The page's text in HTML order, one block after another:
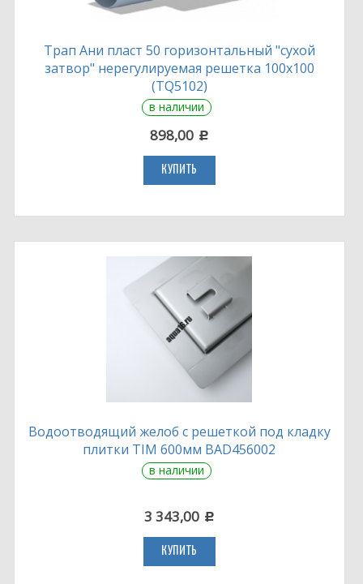
Трап Ани пласт 50 горизонтальный "сухой
затвор" нерегулируемая решетка 100х100
(TQ5102)
в наличии
898,00 c
КУПИТЬ
Водоотводящий желоб с решеткой под кладку
плитки TIM 600мм BAD456002
в наличии
3 343,00 c
КУПИТЬ